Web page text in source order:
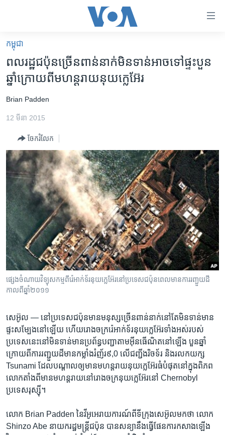
គេហទំព័រ​
ទាក់ទង
រំលង​
និង​
ទំព័រ​
ម្តង
រំលង​
និង​
ទៅ​
ទំព័រ​
រចនា
សម្ព័ន្ធ​
រំលង​
និង​
ចូល​
ទៅ​
រក
កម្ពុជា
អន្តរជាតិ
កម្ពុជាច្នៃប្រតិដ្ឋ
ព្រឹត្តិការណ៍ព័ត៌មាន
ទូរទស្សន៍ / វីដេអូ​
វិទ្យុ / ផតខាសថ៍
កម្មវិធីទាំងអស់
Khmer English
បណ្តាញ​សង្គម
ភាសា
កម្ពុជា
ពលរដ្ឋ​ជប៉ុន​ច្រើន​ពាន់​នាក់​​មិនទាន់​អាច​ទៅ​ផ្ទះ​បួន​
ឆ្នាំ​ក្រោយ​ពីមហន្តរាយ​នុយក្លេអ៊ែរ
Brian​ Padden
12 មីនា 2015
ចែករំលែក
ផ្សេង​​ចំណាយ​​វិទ្យុសកម្ម​​ពី​រ៉េអាក់ទ័រ​នុយក្លេអ៊ែរ​​នៅ​ប្រទេស​ជប៉ុន​​ពេល​​មាន​​ការ​​រញ្ជួយ​ដី​
កាលពី​ឆ្នាំ​២០១១​​
សេអ៊ូល​ — នៅ​ប្រទេស​ជប៉ុន​មាន​មនុស្ស​ច្រើន​ពាន់នាក់​នៅតែ​មិន​ទាន់​មាន​
ផ្ទះ​សម្បែង​នៅ​ឡើយ​ ហើយ​រោងចក្រ​រ៉េអាក់ទ័រ​នុយក្លេអ៊ែរ​ទាំងអស់​របស់​
ប្រទេស​នេះ​នៅ​មិន​ទាន់​មាន​ប្រព័ន្ធ​បញ្ជា​តាម​អ៊ីនធើណិត​នៅ​ឡើង​ បួន​ឆ្នាំ​
ក្រោយ​ពី​ការ​រញ្ជួយដី​មាន​កម្លាំង​រំញ័រ​៩,0​ លើ​ជញ្ជីង​រិចទ័រ​ និង​រលក​យក្ស​
Tsunami ​ដែល​បណ្តាល​ឲ្យ​មាន​មហន្តរាយ​នុយក្លេអ៊ែរ​ធំ​បំផុតនៅ​ក្នុងពិភព​
លោក​តាំងពី​មាន​មហន្តរាយនៅ​រោងចក្រ​នុយ​ក្លេអ៊ែរ​នៅ​ Chernobyl ​
ប្រទេស​រុស្ស៊ី។
លោក​ Brian Padden ​នៃ​វីអូអេរាយ​ការណ៍​ពីទីក្រុង​សេអ៊ូល​មក​ថា ​លោក ​
Shinzo Abe ​នាយក​រដ្ឋមន្ត្រី​ជប៉ុន ​បាន​សន្យា​នឹង​ធ្វើ​ផែនការ​កសាង​ឡើង​